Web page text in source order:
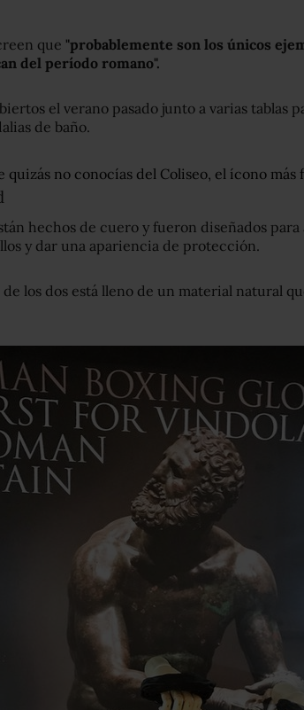
que "probablemente son los únicos
del período romano".
el verano pasado junto a varias tablas
de baño.
quizás no conocías del Coliseo, el ícono más
hechos de cuero y fueron diseñados
y dar una apariencia de protección.
de los dos está lleno de un material natural